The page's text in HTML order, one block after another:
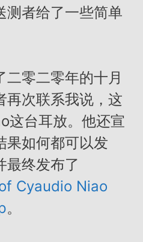
测者给了一些简单
零二零年的十月
再次联系我说，这
这台耳放。他还宣
果如何都可以发
最终发布了
Cyaudio Niao
。